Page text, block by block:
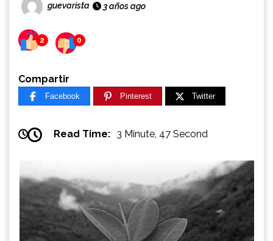
guevarista 3 años ago
2 0
Compartir
Facebook Pinterest Twitter
Read Time: 3 Minute, 47 Second